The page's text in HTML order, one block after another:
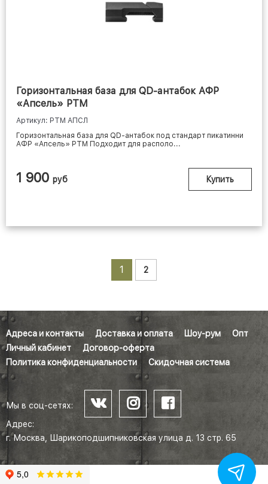
Горизонтальная база для QD-антабок АФР
«Апсель» РТМ
Артикул: РТМ АПСЛ
Горизонтальная база для QD-антабок под стандарт пикатинни
АФР «Апсель» РТМ Подходит для располо...
1 900 руб Купить
1 2
Адреса и контакты Доставка и оплата Шоу-рум
Опт
Личный кабинет
Договор-оферта
Политика конфиденциальности
Скидочная система
Мы в соц-сетях:
Адрес:
г. Москва, Шарикоподшипниковская улица д. 13 стр. 65